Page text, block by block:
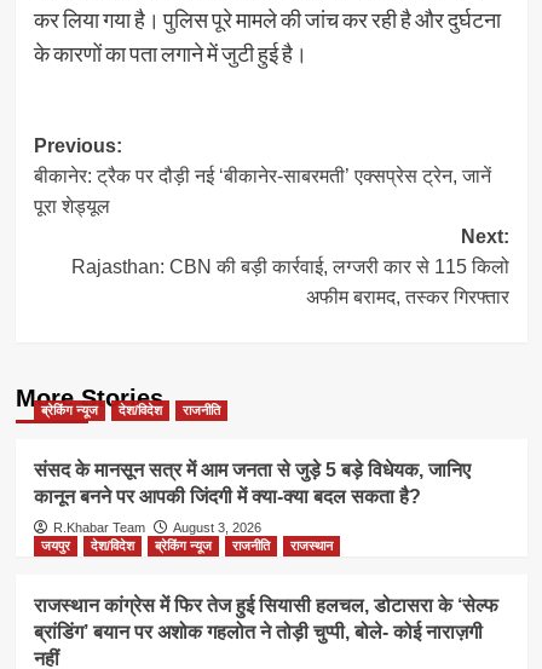
कर लिया गया है। पुलिस पूरे मामले की जांच कर रही है और दुर्घटना
के कारणों का पता लगाने में जुटी हुई है।
Post
navigation
Previous:
बीकानेर: ट्रैक पर दौड़ी नई ‘बीकानेर-साबरमती’ एक्सप्रेस ट्रेन, जानें
पूरा शेड्यूल
Next:
Rajasthan: CBN की बड़ी कार्रवाई, लग्जरी कार से 115 किलो
अफीम बरामद, तस्कर गिरफ्तार
More Stories
ब्रेकिंग न्यूज देश/विदेश राजनीति
संसद के मानसून सत्र में आम जनता से जुड़े 5 बड़े विधेयक, जानिए
कानून बनने पर आपकी जिंदगी में क्या-क्या बदल सकता है?
R.Khabar Team
August 3, 2026
जयपुर
देश/विदेश ब्रेकिंग न्यूज राजनीति राजस्थान
राजस्थान कांग्रेस में फिर तेज हुई सियासी हलचल, डोटासरा के ‘सेल्फ
ब्रांडिंग’ बयान पर अशोक गहलोत ने तोड़ी चुप्पी, बोले- कोई नाराज़गी
नहीं